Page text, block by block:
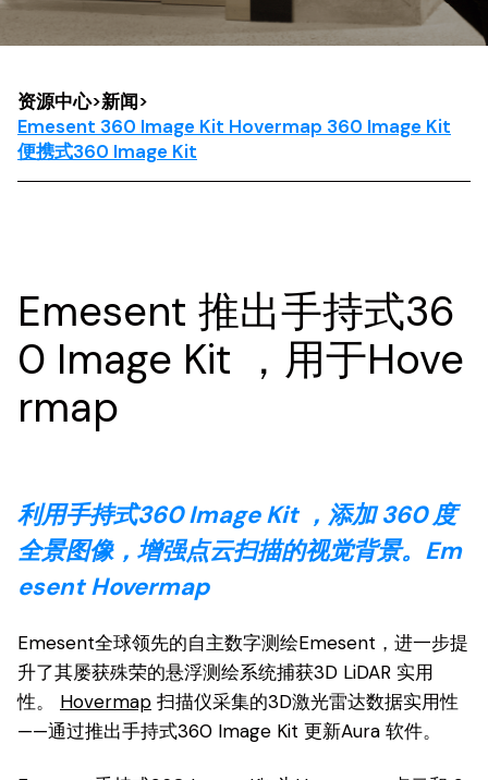
资源中心>新闻>
Emesent 360 Image Kit Hovermap 360 Image Kit
便携式360 Image Kit
Emesent 推出手持式36
0 Image Kit ，用于Hove
rmap
利用手持式360 Image Kit ，添加 360 度
全景图像，增强点云扫描的视觉背景。Em
esent Hovermap
Emesent全球领先的自主数字测绘Emesent，进一步提
升了其屡获殊荣的悬浮测绘系统捕获3D LiDAR 实用
性。 Hovermap 扫描仪采集的3D激光雷达数据实用性
——通过推出手持式360 Image Kit 更新Aura 软件。